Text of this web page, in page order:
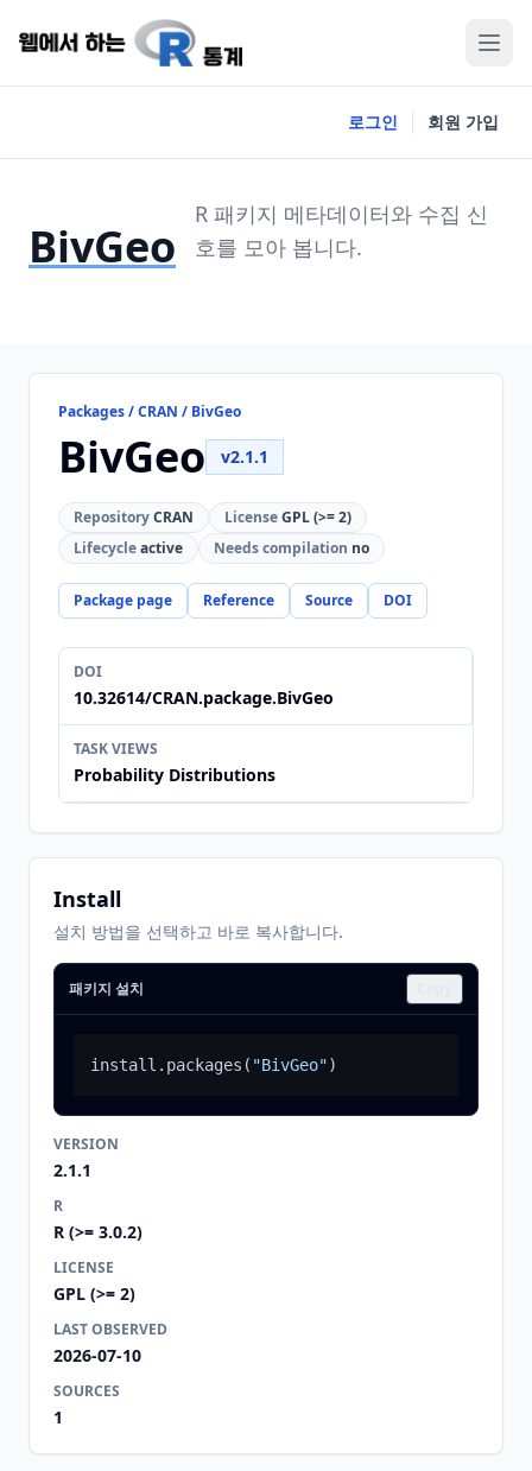
로그인 회원 가입
BivGeo
R 패키지 메타데이터와 수집 신
호를 모아 봅니다.
Packages / CRAN / BivGeo
BivGeo v2.1.1
RepositoryCRAN LicenseGPL (>= 2)
Lifecycleactive Needs compilation no
Package page Reference Source DOI
DOI
10.32614/CRAN.package.BivGeo
TASK VIEWS
Probability Distributions
Install
설치 방법을 선택하고 바로 복사합니다.
패키지 설치
install.packages ( "BivGeo")
VERSION
2.1.1
R
R (>= 3.0.2)
LICENSE
GPL (>= 2)
LAST OBSERVED
2026-07-10
SOURCES
1